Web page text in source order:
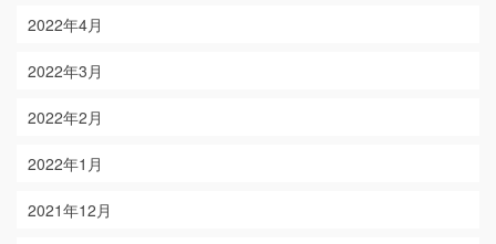
2022年4月
2022年3月
2022年2月
2022年1月
2021年12月